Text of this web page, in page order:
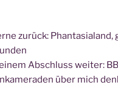
zurück: Phan­ta­sia­land,
Abschluss wei­ter:
über mich